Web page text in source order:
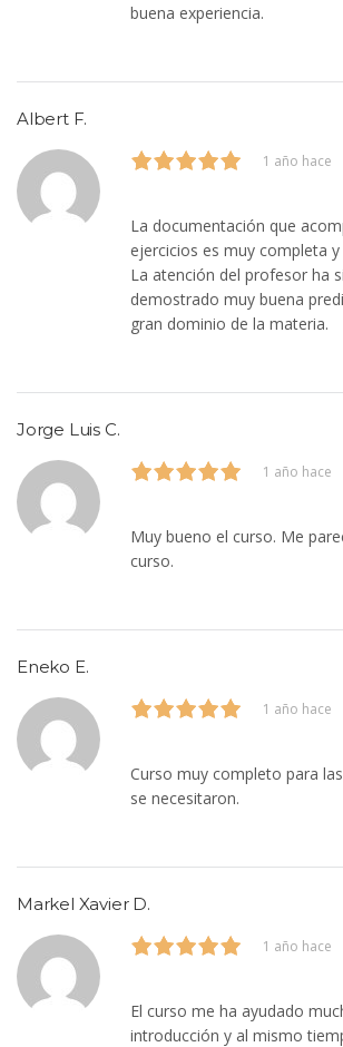
buena experiencia.
Albert F.
1 año hace
La documentación que
ejercicios es muy completa
La atención del profesor ha
demostrado muy buena
gran dominio de la materia.
Jorge Luis C.
1 año hace
Muy bueno el curso. Me
curso.
Eneko E.
1 año hace
Curso muy completo para
se necesitaron.
Markel Xavier D.
1 año hace
El curso me ha ayudado
introducción y al mismo